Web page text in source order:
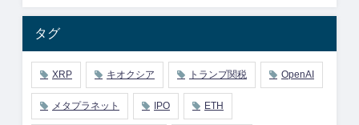
タグ
XRP キオクシア トランプ関税 OpenAI
メタプラネット IPO ETH